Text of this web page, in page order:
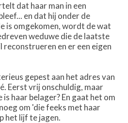
dat haar man in een
en dat hij onder de
is omgekomen, wordt de wat
weduwe die de laatste
reconstrueren en er een eigen
gepest aan het adres van
Eerst vrij onschuldig, maar
haar belager? En gaat het om
om 'die feeks met haar
het lijf te jagen.